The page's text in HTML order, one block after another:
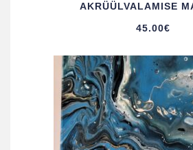
AKRÜÜL­VALAMISE
45.00€